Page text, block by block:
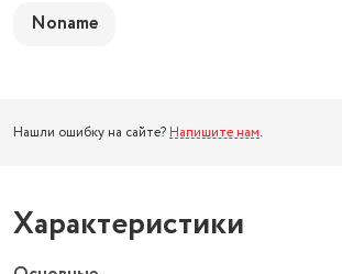
Noname
Нашли ошибку на сайте? Напишите нам.
Характеристики